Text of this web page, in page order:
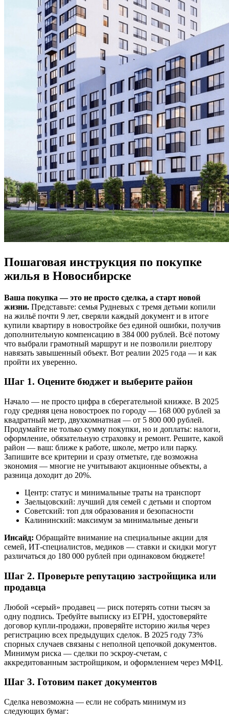
Пошаговая инструкция по покупке
жилья в Новосибирске
Ваша покупка — это не просто сделка, а старт новой
жизни. Представьте: семья Рудневых с тремя детьми копили
на жильё почти 9 лет, сверяли каждый документ и в итоге
купили квартиру в новостройке без единой ошибки, получив
дополнительную компенсацию в 384 000 рублей. Всё потому
что выбрали грамотный маршрут и не позволили риелтору
навязать завышенный объект. Вот реалии 2025 года — и как
пройти их уверенно.
Шаг 1. Оцените бюджет и выберите район
Начало — не просто цифра в сберегательной книжке. В 2025
году средняя цена новостроек по городу — 168 000 рублей за
квадратный метр, двухкомнатная — от 5 800 000 рублей.
Продумайте не только сумму покупки, но и доплаты: налоги,
оформление, обязательную страховку и ремонт. Решите, какой
район — ваш: ближе к работе, школе, метро или парку.
Запишите все критерии и сразу отметьте, где возможна
экономия — многие не учитывают акционные объекты, а
разница доходит до 20%.
Центр: статус и минимальные траты на транспорт
Заельцовский: лучший для семей с детьми и спортом
Советский: топ для образования и безопасности
Калининский: максимум за минимальные деньги
Инсайд: Обращайте внимание на специальные акции для
семей, ИТ-специалистов, медиков — ставки и скидки могут
различаться до 180 000 рублей при одинаковом бюджете!
Шаг 2. Проверьте репутацию застройщика или
продавца
Любой «серый» продавец — риск потерять сотни тысяч за
одну подпись. Требуйте выписку из ЕГРН, удостоверяйте
договор купли-продажи, проверяйте историю жилья через
регистрацию всех предыдущих сделок. В 2025 году 73%
спорных случаев связаны с неполной цепочкой документов.
Минимум риска — сделки по эскроу-счетам, с
аккредитованным застройщиком, и оформлением через МФЦ.
Шаг 3. Готовим пакет документов
Сделка невозможна — если не собрать минимум из
следующих бумаг: